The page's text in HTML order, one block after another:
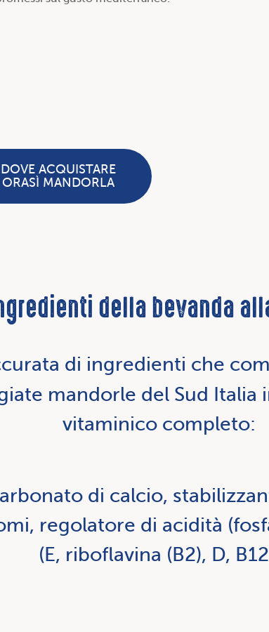
DOVE ACQUISTARE
ORASÌ MANDORLA
della bevanda
di ingredienti che
mandorle del Sud
vitaminico completo:
di calcio,
regolatore di acidità
(E, riboflavina (B2), D,